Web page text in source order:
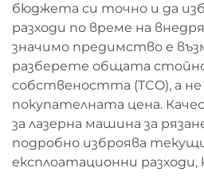
бюджета си точно и да
разходи по време на
значимо предимство е
разберете общата
собствеността (TCO), а не
покупателната цена.
за лазерна машина за
подробно изброява
експлоатационни